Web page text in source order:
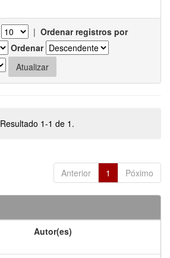
| Ordenar registros por
Ordenar
Resultado 1-1 de 1.
Anterior 1 Póximo
Autor(es)